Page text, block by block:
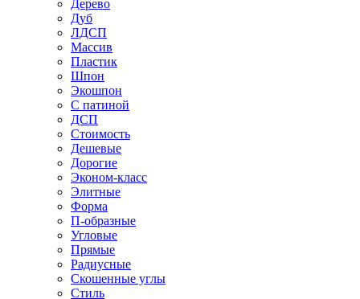
Дерево
Дуб
ЛДСП
Массив
Пластик
Шпон
Экошпон
С патиной
ДСП
Стоимость
Дешевые
Дорогие
Эконом-класс
Элитные
Форма
П-образные
Угловые
Прямые
Радиусные
Скошенные углы
Стиль